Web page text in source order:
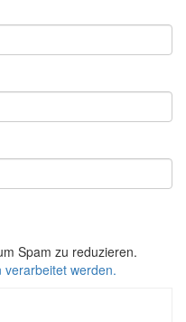
Spam zu reduzieren.
werden.